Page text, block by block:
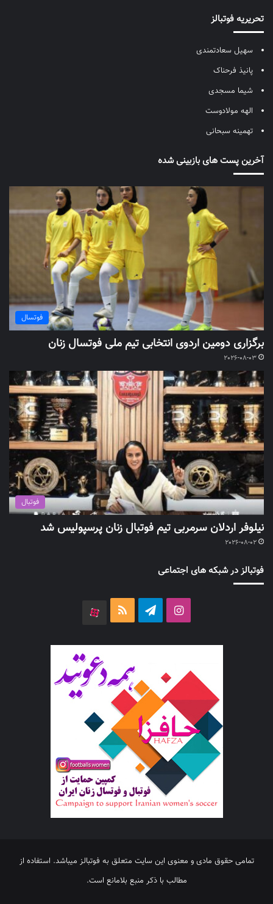
تحریریه فوتبالز
سهیل سعادتمندی
پانیذ فرحناک
شیما مسجدی
الهه مولادوست
تهمینه سبحانی
آخرین پست های بازبینی شده
فوتسال
برگزاری دومین اردوی انتخابی تیم ملی فوتسال زنان
2026-08-03
فوتبال
نیلوفر اردلان سرمربی تیم فوتبال زنان پرسپولیس شد
2026-08-02
فوتبالز در شبکه های اجتماعی
اینستاگرامتلگرام خوراک
تمامی حقوق مادی و معنوی این سایت متعلق به فوتبالز میباشد. استفاده از
مطالب با ذکر منبع بلامانع است.